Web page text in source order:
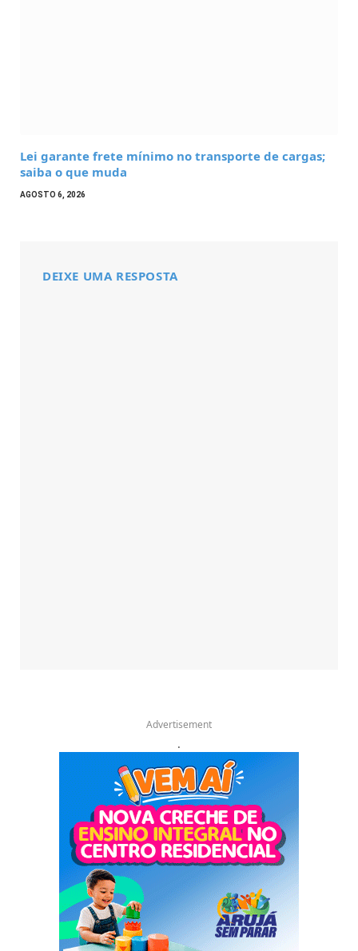
Lei garante frete mínimo no transporte de cargas;
saiba o que muda
AGOSTO 6, 2026
DEIXE UMA RESPOSTA
Advertisement
.